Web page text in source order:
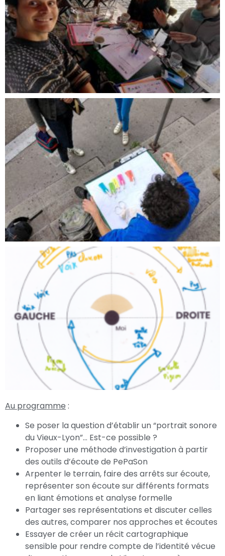
Au programme :
Se poser la question d’établir un “portrait sonore
du Vieux-Lyon”… Est-ce possible ?
Proposer une méthode d’investigation à partir
des outils d’écoute de PePaSon
Arpenter le terrain, faire des arrêts sur écoute,
représenter son écoute sur différents formats
en liant émotions et analyse formelle
Partager ses représentations et discuter celles
des autres, comparer nos approches et écoutes
Essayer de créer un récit cartographique
sensible pour rendre compte de l’identité vécue